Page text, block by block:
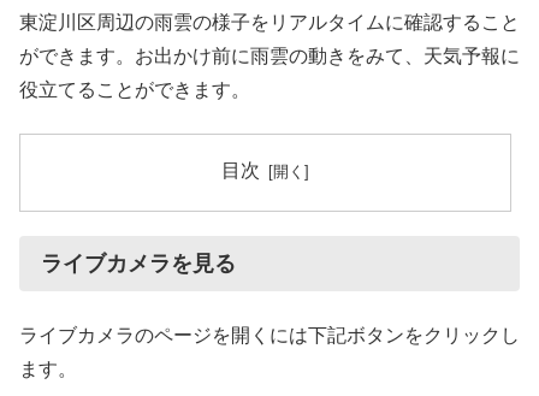
東淀川区周辺の雨雲の様子をリアルタイムに確認すること
ができます。お出かけ前に雨雲の動きをみて、天気予報に
役立てることができます。
目次
ライブカメラを見る
ライブカメラのページを開くには下記ボタンをクリックし
ます。